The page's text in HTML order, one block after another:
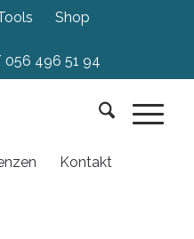
Shop
056 496 51 94
Kontakt